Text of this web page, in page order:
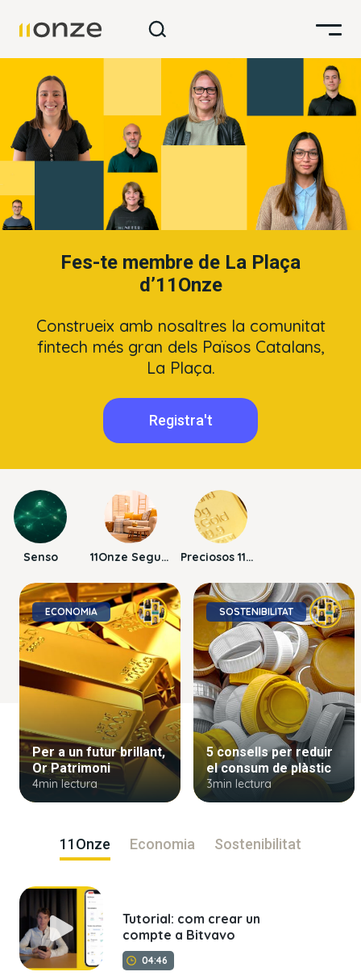
Fes-te membre de La Plaça
d’11Onze
Construeix amb nosaltres la comunitat
fintech més gran dels Països Catalans,
La Plaça.
Registra't
Senso 11Onze Segurs Preciosos 11Onze
ECONOMIA
Per a un futur brillant,
Or Patrimoni
4min lectura
SOSTENIBILITAT
5 consells per reduir
el consum de plàstic
3min lectura
11Onze Economia Sostenibilitat
Tutorial: com crear un
compte a Bitvavo
04:46